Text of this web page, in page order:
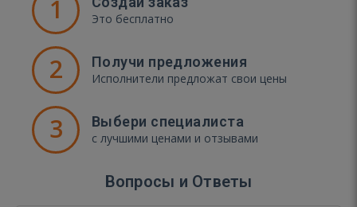
1 Это бесплатно
2 Получи предложения
Исполнители предложат свои цены
3 Выбери специалиста
с лучшими ценами и отзывами
Вопросы и Ответы